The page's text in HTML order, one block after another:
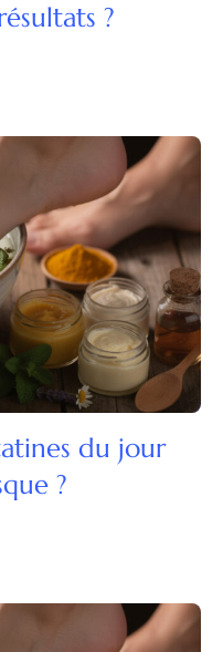
?
du jour
?